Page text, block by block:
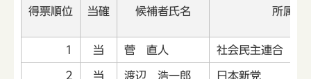
得票順位 当確 候補者氏名 所属党
1 当 菅 直人 社会民主連合
2 当 渡辺 浩一郎 日本新党